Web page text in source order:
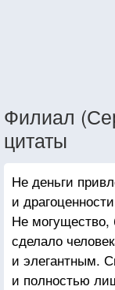
Филиал
цитаты
Не деньги
и
Не могущество,
сделало
и элегантным.
и полностью